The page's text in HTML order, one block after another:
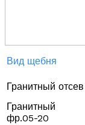
Вид щебня
Гранитный отсев
Гранитный
фр.05-20